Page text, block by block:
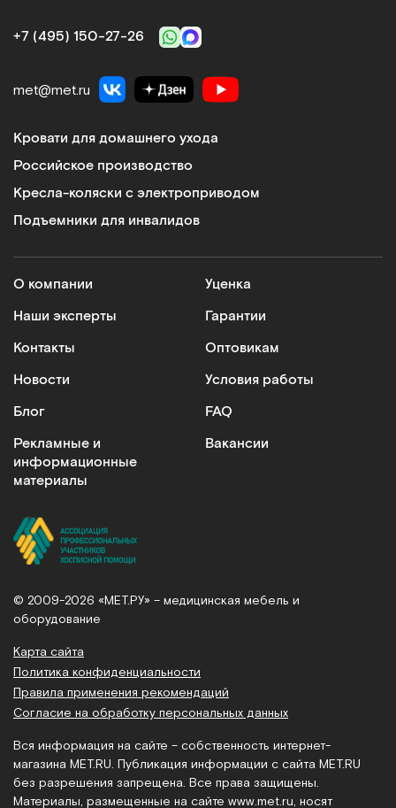
+7 (495) 150‑27‑26
met@met.ru
Кровати для домашнего ухода
Российское производство
Кресла-коляски с электроприводом
Подъемники для инвалидов
О компании
Наши эксперты
Контакты
Новости
Блог
Рекламные и
информационные
материалы
Уценка
Гарантии
Оптовикам
Условия работы
FAQ
Вакансии
© 2009-2026 «МЕТ.РУ» – медицинская мебель и
оборудование
Карта сайта
Политика конфиденциальности
Правила применения рекомендаций
Согласие на обработку персональных данных
Вся информация на сайте – собственность интернет-
магазина MET.RU. Публикация информации с сайта MET.RU
без разрешения запрещена. Все права защищены.
Материалы, размещенные на сайте www.met.ru , носят